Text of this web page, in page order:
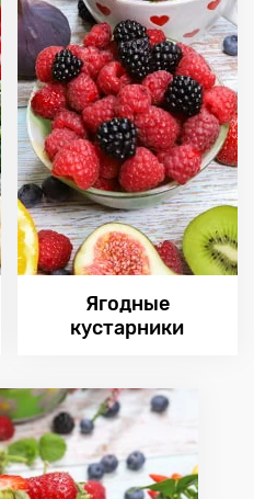
Ягодные
кустарники